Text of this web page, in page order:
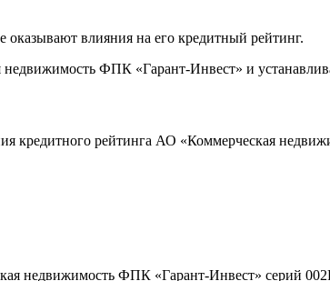
влияния на его кредитный рейтинг.
ФПК «Гарант-Инвест» и
кредитного рейтинга АО «Коммерческая
недвижимость ФПК «Гарант-Инвест» серий